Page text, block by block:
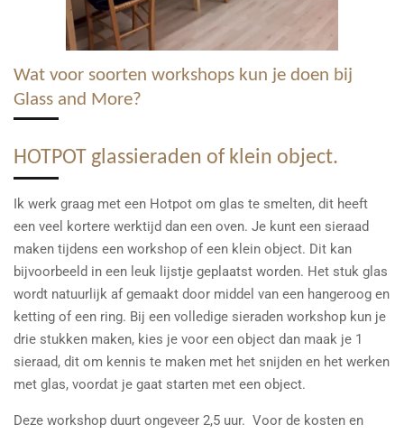
Wat voor soorten workshops kun je doen bij
Glass and More?
HOTPOT glassieraden of klein object.
Ik werk graag met een Hotpot om glas te smelten, dit heeft
een veel kortere werktijd dan een oven. Je kunt een sieraad
maken tijdens een workshop of een klein object. Dit kan
bijvoorbeeld in een leuk lijstje geplaatst worden. Het stuk glas
wordt natuurlijk af gemaakt door middel van een hangeroog en
ketting of een ring. Bij een volledige sieraden workshop kun je
drie stukken maken, kies je voor een object dan maak je 1
sieraad, dit om kennis te maken met het snijden en het werken
met glas, voordat je gaat starten met een object.
Deze workshop duurt ongeveer 2,5 uur. Voor de kosten en